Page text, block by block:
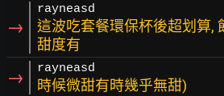
→
rayneasd
這波吃套餐環保杯後超划算,
甜度有
→ rayneasd
時候微甜有時幾乎無甜)